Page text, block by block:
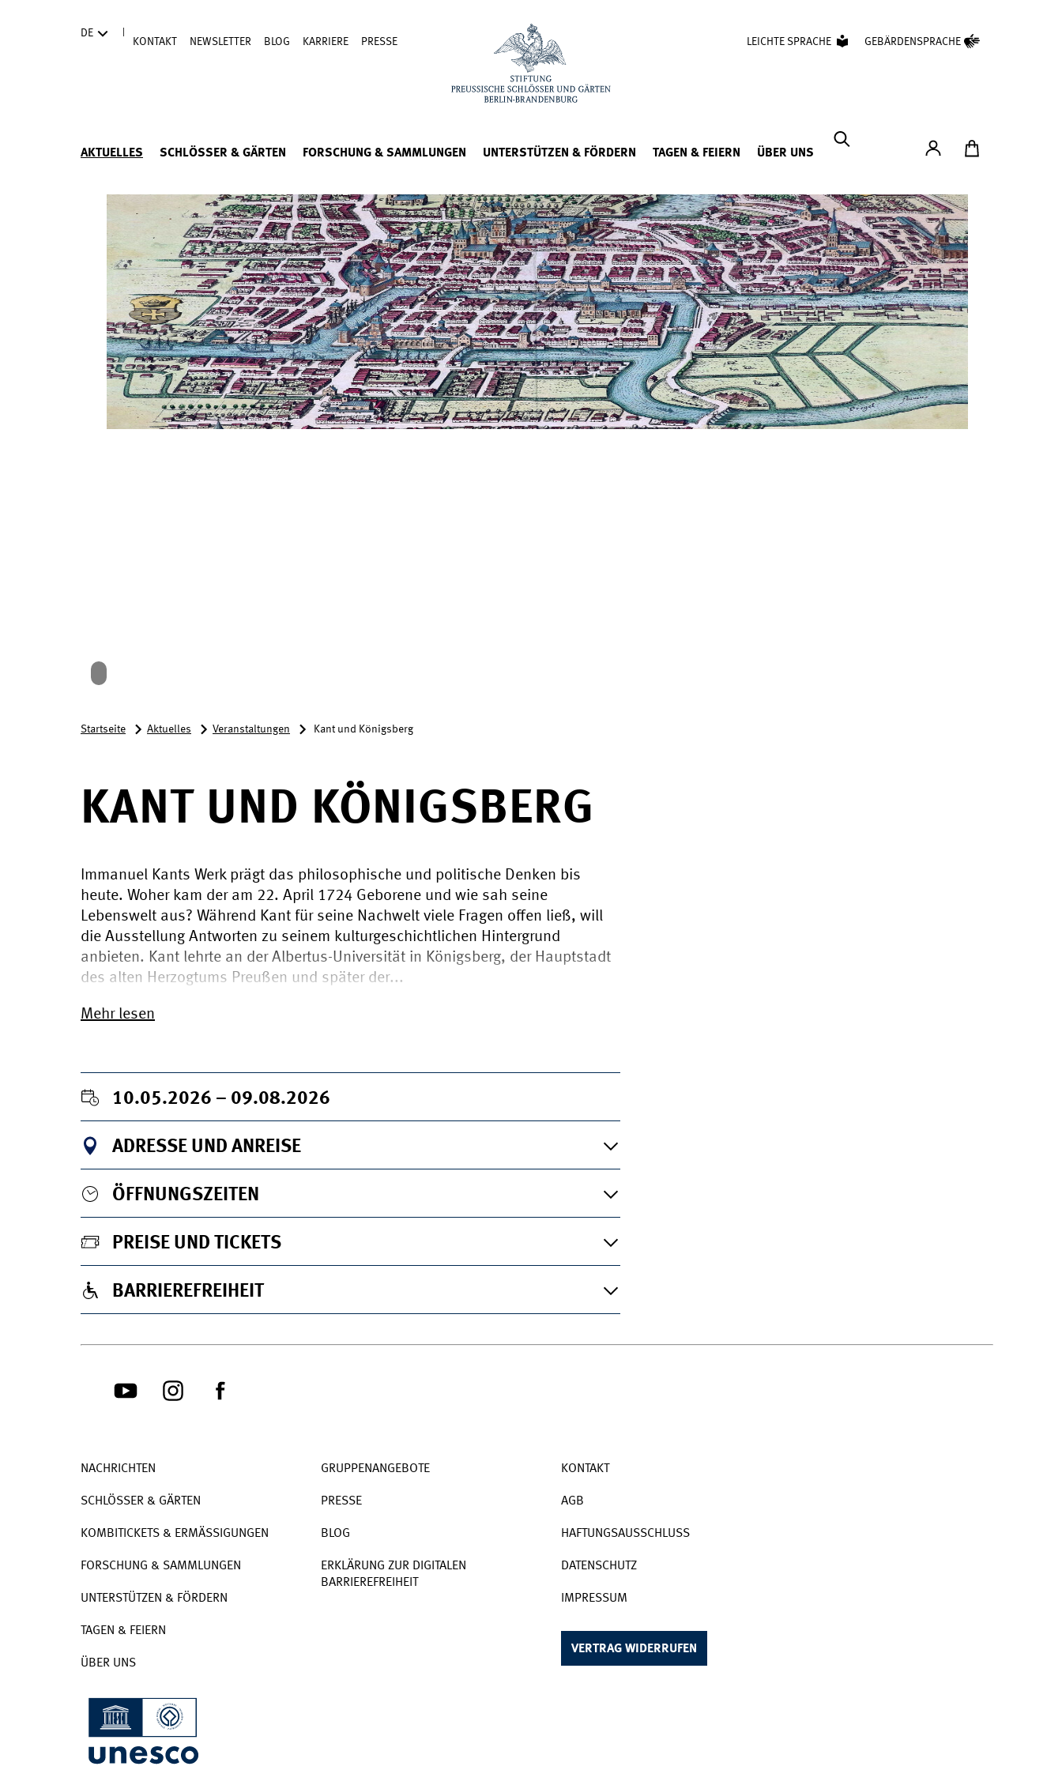
DE
KONTAKT NEWSLETTER BLOG KARRIERE PRESSE LEICHTE SPRACHE GEBÄRDENSPRACHE
AKTUELLES SCHLÖSSER & GÄRTEN FORSCHUNG & SAMMLUNGEN UNTERSTÜTZEN & FÖRDERN TAGEN & FEIERN ÜBER UNS
Konto Zum Ticketshop
Startseite Aktuelles Veranstaltungen Kant und Königsberg
KANT UND KÖNIGSBERG
Immanuel Kants Werk prägt das philosophische und politische Denken bis
heute. Woher kam der am 22. April 1724 Geborene und wie sah seine
Lebenswelt aus? Während Kant für seine Nachwelt viele Fragen offen ließ, will
die Ausstellung Antworten zu seinem kulturgeschichtlichen Hintergrund
anbieten. Kant lehrte an der Albertus-Universität in Königsberg, der Hauptstadt
des alten Herzogtums Preußen und später der...
Mehr lesen
10.05.2026 – 09.08.2026
ADRESSE UND ANREISE
ÖFFNUNGSZEITEN
PREISE UND TICKETS
BARRIEREFREIHEIT
NACHRICHTEN
SCHLÖSSER & GÄRTEN
KOMBITICKETS & ERMÄSSIGUNGEN
FORSCHUNG & SAMMLUNGEN
UNTERSTÜTZEN & FÖRDERN
TAGEN & FEIERN
ÜBER UNS
GRUPPENANGEBOTE
PRESSE
BLOG
ERKLÄRUNG ZUR DIGITALEN
BARRIEREFREIHEIT
KONTAKT
AGB
HAFTUNGSAUSSCHLUSS
DATENSCHUTZ
IMPRESSUM
VERTRAG WIDERRUFEN